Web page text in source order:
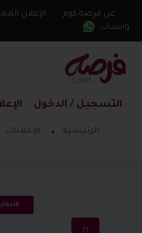
عن فرصه.كوم الإعلان
واتساب
التسجيل / الدخول
الرئيسية الإعلانات
للايجار